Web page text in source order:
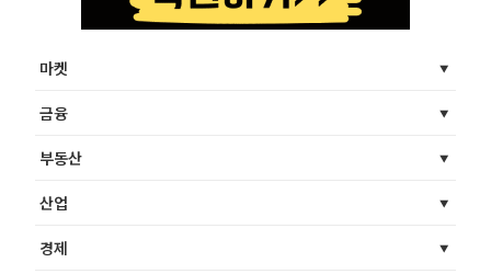
마켓
금융
부동산
산업
경제